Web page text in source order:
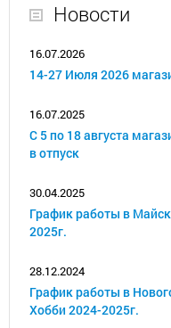
Новости
16.07.2026
14-27 Июля 2026
16.07.2025
С 5 по 18 августа
в отпуск
30.04.2025
График работы в
2025г.
28.12.2024
График работы в
Хобби 2024-2025г.